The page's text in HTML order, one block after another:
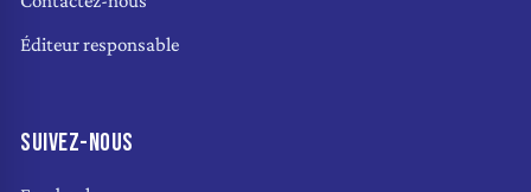
Éditeur responsable
SUIVEZ-NOUS